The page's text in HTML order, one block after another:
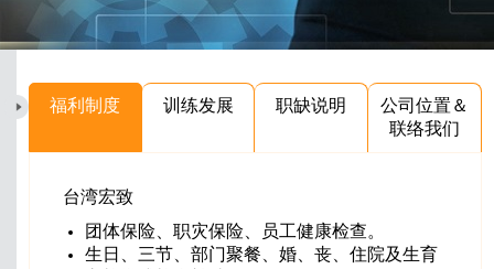
福利制度 训练发展 职缺说明
公司位置＆
联络我们
台湾宏致
团体保险、职灾保险、员工健康检查。
生日、三节、部门聚餐、婚、丧、住院及生育